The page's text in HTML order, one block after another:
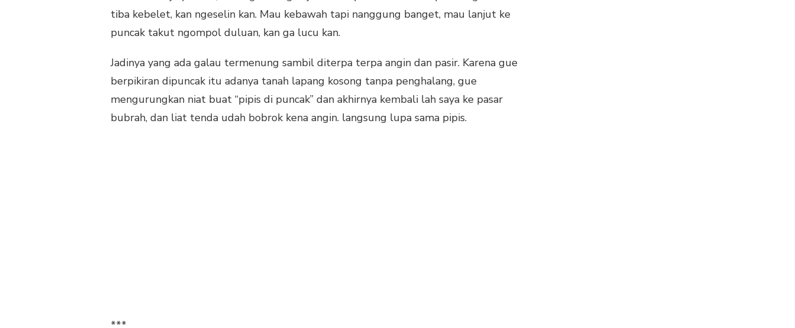
tiba kebelet, kan ngeselin kan. Mau kebawah tapi nanggung banget, mau lanjut ke
puncak takut ngompol duluan, kan ga lucu kan.
Jadinya yang ada galau termenung sambil diterpa terpa angin dan pasir. Karena gue
berpikiran dipuncak itu adanya tanah lapang kosong tanpa penghalang, gue
mengurungkan niat buat “pipis di puncak” dan akhirnya kembali lah saya ke pasar
bubrah, dan liat tenda udah bobrok kena angin. langsung lupa sama pipis.